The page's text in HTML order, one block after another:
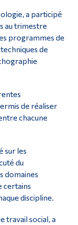
a participé
au trimestre
programmes de
de
de réaliser
chacune
sur les
du
domaines
certains
discipline.
travail social, a